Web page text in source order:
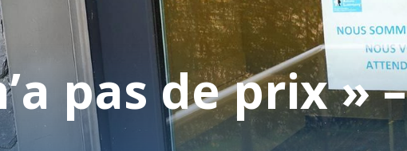
Services
Autism
Employer
pas de prix » –